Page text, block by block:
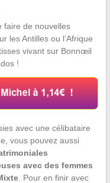
faire de nouvelles
les Antilles ou l’Afrique
vivant sur Bonnœil
!
avec une célibataire
vous pouvez aussi
avec des femmes
. Pour en finir avec